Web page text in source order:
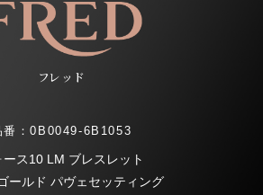
フレッド
番：0B0049-6B1053
ース10 LM ブレスレット
ールド パヴェセッティング